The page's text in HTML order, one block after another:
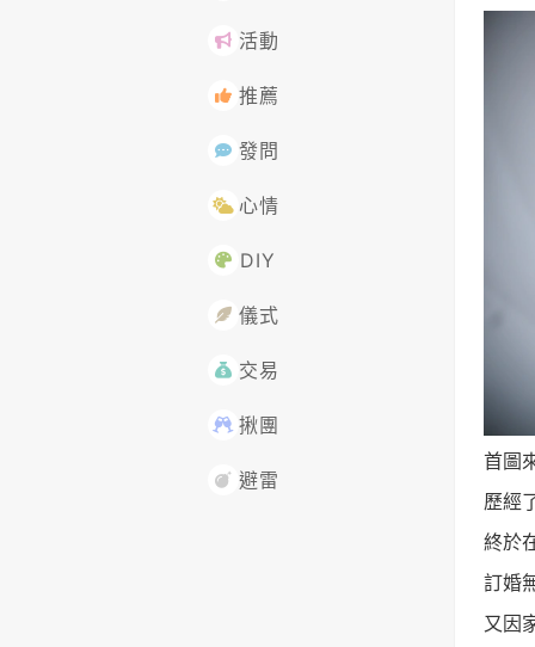
活動
推薦
發問
心情
DIY
儀式
交易
揪團
避雷
首圖
歷經
終於
訂婚
又因